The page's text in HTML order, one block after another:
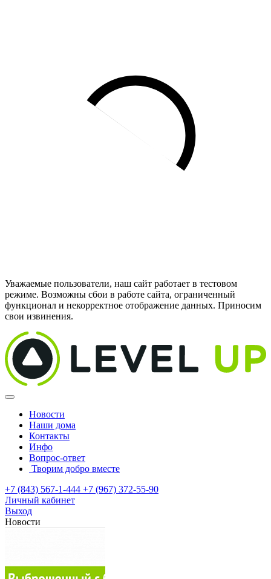
Уважаемые пользователи, наш сайт работает в тестовом
режиме. Возможны сбои в работе сайта, ограниченный
функционал и некорректное отображение данных. Приносим
свои извинения.
Новости
Наши дома
Контакты
Инфо
Вопрос-ответ
Творим добро вместе
+7 (843) 567-1-444 +7 (967) 372-55-90
Личный кабинет
Выход
Новости